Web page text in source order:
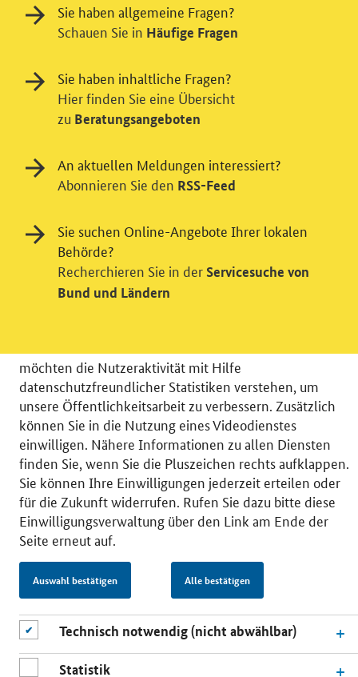
© 2026 Bundesministerium für Wirtschaft und Energie
RSS
Benutzerhinweise
Inhaltsverzeichnis
Impressum
Barrierefreiheit
Datenschutz
Einwilligungsverwaltung
Einwilligung in Tracking und / oder
Videodienst
möchten die Nutzeraktivität mit Hilfe
datenschutzfreundlicher Statistiken verstehen, um
unsere Öffentlichkeitsarbeit zu verbessern. Zusätzlich
können Sie in die Nutzung eines Videodienstes
einwilligen. Nähere Informationen zu allen Diensten
finden Sie, wenn Sie die Pluszeichen rechts aufklappen.
Sie können Ihre Einwilligungen jederzeit erteilen oder
für die Zukunft widerrufen. Rufen Sie dazu bitte diese
Einwilligungsverwaltung über den Link am Ende der
Seite erneut auf.
Auswahl bestätigen Alle bestätigen
Technisch notwendig (nicht abwählbar)
Statistik
Sie haben allgemeine Fragen?
Schauen Sie in Häufige Fragen
Sie haben inhaltliche Fragen?
Hier finden Sie eine Übersicht
zu Beratungsangeboten
An aktuellen Meldungen interessiert?
Abonnieren Sie den RSS-Feed
Sie suchen Online-Angebote Ihrer lokalen
Behörde?
Recherchieren Sie in der Servicesuche von
Bund und Ländern